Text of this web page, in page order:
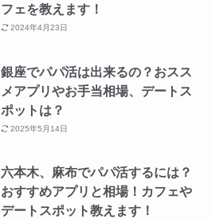
フェを教えます！
2024年4月23日
銀座でパパ活は出来るの？おスス
メアプリやお手当相場、デートス
ポットは？
2025年5月14日
六本木、麻布でパパ活するには？
おすすめアプリと相場！カフェや
デートスポット教えます！